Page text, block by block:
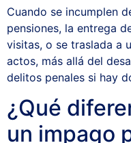
Cuando se incumplen
pensiones, la entrega
visitas, o se traslada a
actos, más allá del
delitos penales si hay
¿Qué
un impago